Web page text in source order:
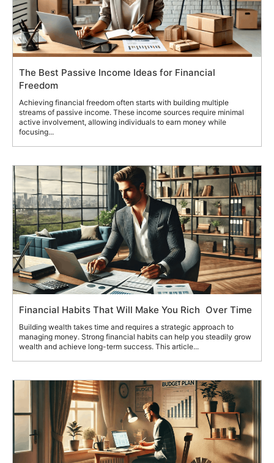
The Best Passive Income Ideas for Financial
Freedom
Achieving financial freedom often starts with building multiple
streams of passive income. These income sources require minimal
active involvement, allowing individuals to earn money while
focusing...
Financial Habits That Will Make You Rich Over Time
Building wealth takes time and requires a strategic approach to
managing money. Strong financial habits can help you steadily grow
wealth and achieve long-term success. This article...